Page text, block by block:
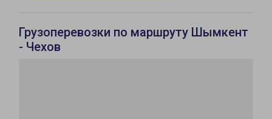
Грузоперевозки по маршруту Шымкент
- Чехов